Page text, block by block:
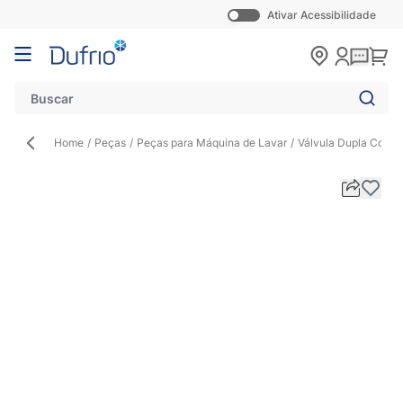
Ativar Acessibilidade
Pular para o conteúdo
Home / Peças / Peças para Máquina de Lavar / Válvula Dupla